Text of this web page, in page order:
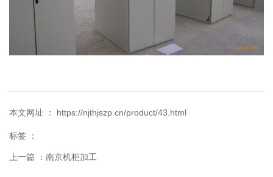
本文网址 ： https://njthjszp.cn/product/43.html
标签 ：
上一篇 ： 南京机柜加工